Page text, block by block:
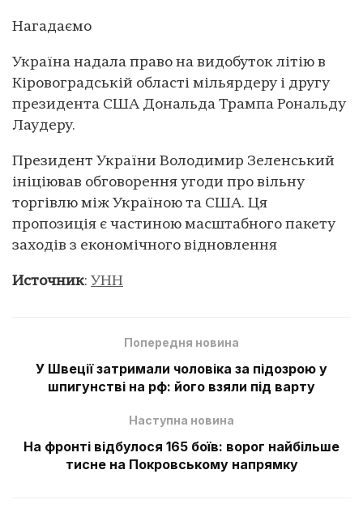
Нагадаємо
Україна надала право на видобуток літію в
Кіровоградській області мільярдеру і другу
президента США Дональда Трампа Рональду
Лаудеру.
Президент України Володимир Зеленський
ініціював обговорення угоди про вільну
торгівлю між Україною та США. Ця
пропозиція є частиною масштабного пакету
заходів з економічного відновлення
Источник: УНН
Попередня новина
У Швеції затримали чоловіка за підозрою у
шпигунстві на рф: його взяли під варту
Наступна новина
На фронті відбулося 165 боїв: ворог найбільше
тисне на Покровському напрямку